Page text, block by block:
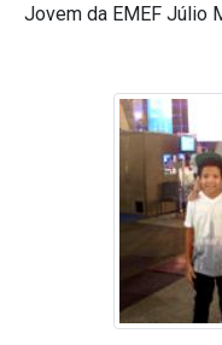
Jovem da EMEF Júlio